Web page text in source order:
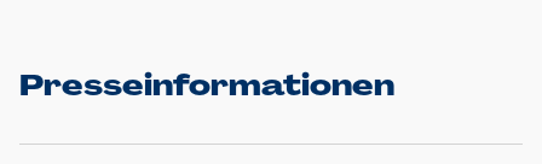
Presseinformationen